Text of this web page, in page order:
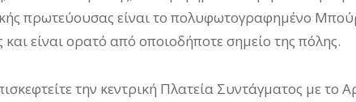
πρωτεύουσας είναι το πολυφωτογραφημένο
είναι ορατό από οποιοδήποτε σημείο της πόλης.
την κεντρική Πλατεία Συντάγματος με το